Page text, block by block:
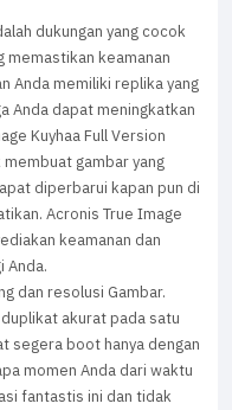
dukungan yang cocok
memastikan keamanan
Anda memiliki replika yang
Anda dapat meningkatkan
Kuyhaa Full Version
gambar yang
diperbarui kapan pun di
Acronis True Image
keamanan dan
Anda.
dan resolusi Gambar.
akurat pada satu
segera boot hanya dengan
momen Anda dari waktu
fantastis ini dan tidak